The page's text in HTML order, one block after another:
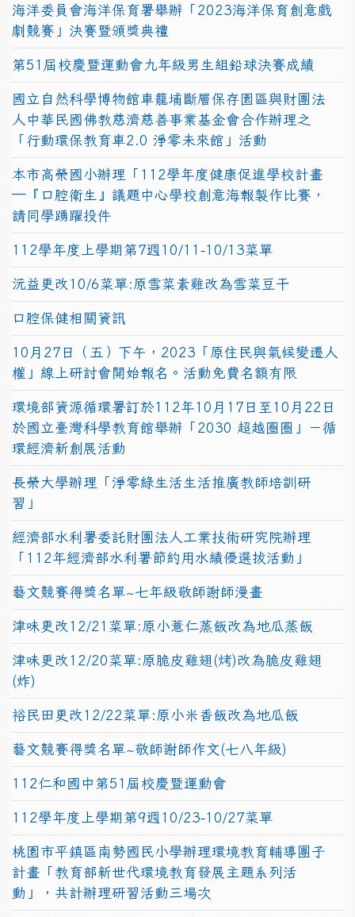
海洋委員會海洋保育署舉辦「2023海洋保育創意戲
劇競賽」決賽暨頒獎典禮
第51屆校慶暨運動會九年級男生組鉛球決賽成績
國立自然科學博物館車籠埔斷層保存園區與財團法
人中華民國佛教慈濟慈善事業基金會合作辦理之
「行動環保教育車2.0 淨零未來館」活動
本市高榮國小辦理「112學年度健康促進學校計畫
─『口腔衛生』議題中心學校創意海報製作比賽，
請同學踴躍投件
112學年度上學期第7週10/11-10/13菜單
沅益更改10/6菜單:原雪菜素雞改為雪菜豆干
口腔保健相關資訊
10月27日（五）下午，2023「原住民與氣候變遷人
權」線上研討會開始報名。活動免費名額有限
環境部資源循環署訂於112年10月17日至10月22日
於國立臺灣科學教育館舉辦「2030 超越圈圈」－循
環經濟新創展活動
長榮大學辦理「淨零綠生活生活推廣教師培訓研
習」
經濟部水利署委託財團法人工業技術研究院辦理
「112年經濟部水利署節約用水績優選拔活動」
藝文競賽得獎名單~七年級敬師謝師漫畫
津味更改12/21菜單:原小薏仁蒸飯改為地瓜蒸飯
津味更改12/20菜單:原脆皮雞翅(烤)改為脆皮雞翅
(炸)
裕民田更改12/22菜單:原小米香飯改為地瓜飯
藝文競賽得獎名單~敬師謝師作文(七八年級)
112仁和國中第51屆校慶暨運動會
112學年度上學期第9週10/23-10/27菜單
桃園市平鎮區南勢國民小學辦理環境教育輔導團子
計畫「教育部新世代環境教育發展主題系列活
動」，共計辦理研習活動三場次